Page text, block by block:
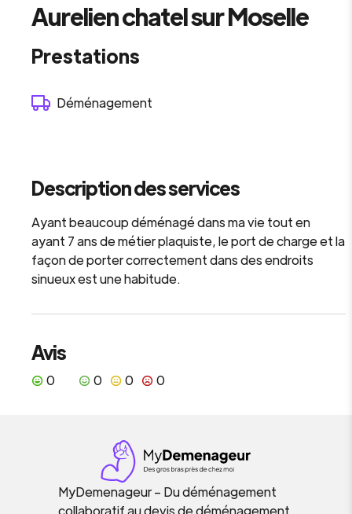
Aurelien chatel sur Moselle
Prestations
Déménagement
Description des services
Ayant beaucoup déménagé dans ma vie tout en
ayant 7 ans de métier plaquiste, le port de charge et la
façon de porter correctement dans des endroits
sinueux est une habitude.
Avis
0 0 0 0
MyDemenageur – Du déménagement
collaboratif au devis de déménagement